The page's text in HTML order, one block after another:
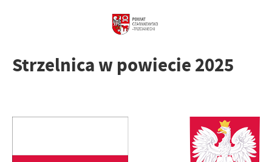
Strzelnica w powiecie 2025